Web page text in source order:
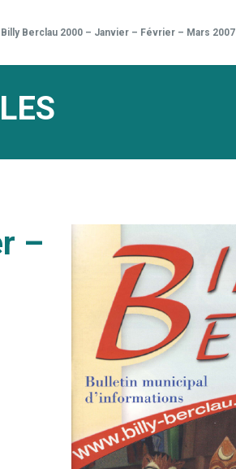
Billy Berclau 2000 – Janvier – Février – Mars 2007
–